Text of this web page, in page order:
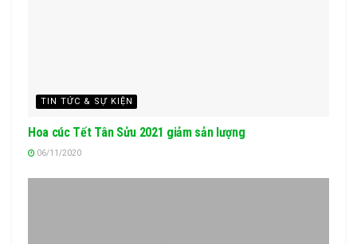
TIN TỨC & SỰ KIỆN
Hoa cúc Tết Tân Sửu 2021 giảm sản lượng
06/11/2020